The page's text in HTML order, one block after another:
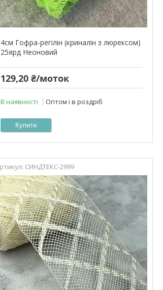
4см Гофра-регілін (криналін з люрексом)
25ярд Неоновий
129,20 ₴/моток
В наявності Оптом і в роздріб
Купити
СИНДТЕКС-2999